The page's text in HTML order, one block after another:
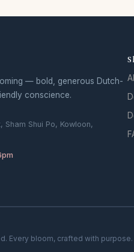
— bold, generous Dutch-
conscience.
Sham Shui Po, Kowloon,
Every bloom, crafted with purpose.